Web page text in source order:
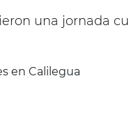
una jornada